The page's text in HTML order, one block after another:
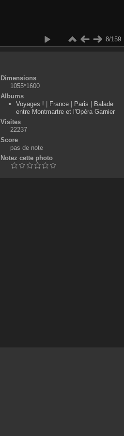
8/159
Dimensions
1055*1600
Albums
Voyages !
France Paris
Balade
entre Montmartre et l'Opéra Garnier
Visites
22237
Score
pas de note
Notez cette photo